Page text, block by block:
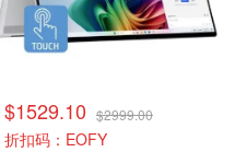
$1529.10 $2999.00
折扣码：EOFY